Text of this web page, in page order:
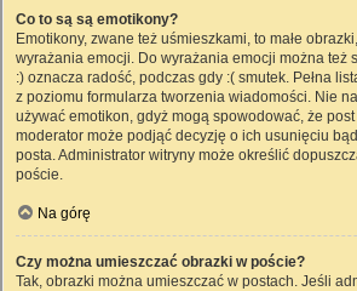
Co to są są emotikony?
Emotikony, zwane też uśmieszkami, to małe
wyrażania emocji. Do wyrażania emocji można też
:) oznacza radość, podczas gdy :( smutek. Pełna
z poziomu formularza tworzenia wiadomości. Nie
używać emotikon, gdyż mogą spowodować, że
moderator może podjąć decyzję o ich usunięciu
posta. Administrator witryny może określić
poście.
Na górę
Czy można umieszczać obrazki w poście?
Tak, obrazki można umieszczać w postach. Jeśli